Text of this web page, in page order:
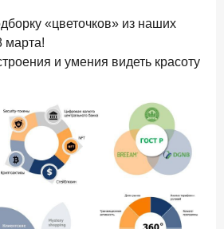
бизнеса при открытии
ИССЛЕДОВАНИЕ
2025 года
ИССЛЕДОВАНИЕ
года объем выдач кредитов
руб.
на вторичном рынке
«цветочков» из наших
марта!
и умения видеть красоту